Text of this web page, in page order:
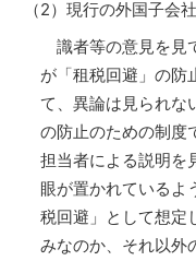
（2）現行の外国子会
識者等の意見を見
が「租税回避」の防
て、異論は見られな
の防止のための制度
担当者による説明を
眼が置かれているよ
税回避」として想定
みなのか、それ以外